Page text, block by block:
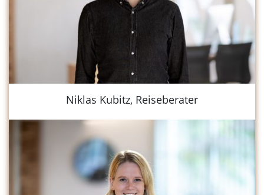
Niklas Kubitz, Reiseberater